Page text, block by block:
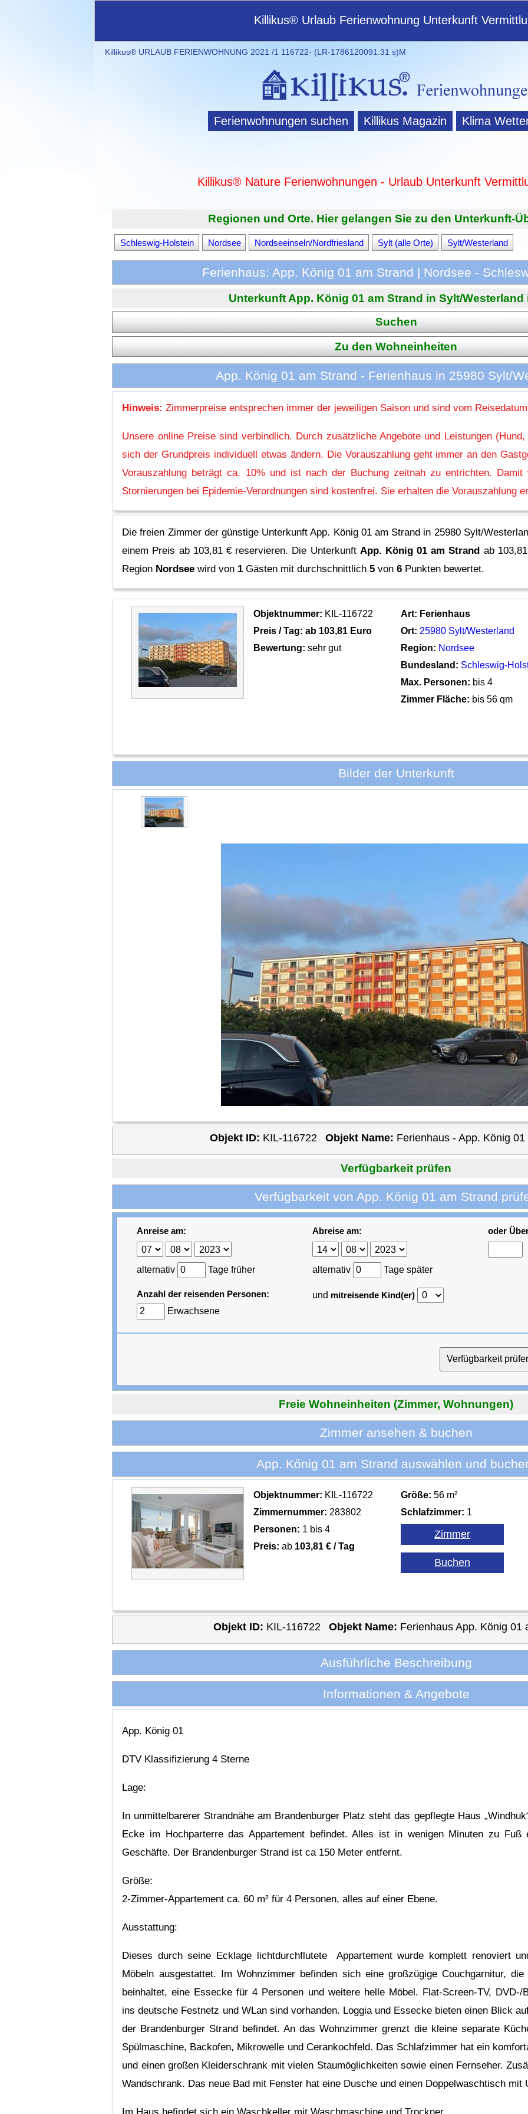
Killikus® Urlaub Ferienwohnung Unterkunft
Killikus® URLAUB FERIENWOHNUNG 2021 /1 116722- (LR-1786120091.31 s)M
Ferienwohnungen suchen Killikus Magazin Klima
Killikus® Nature Ferienwohnungen - Urlaub Unterkunft
Regionen und Orte. Hier gelangen Sie zu den Unterkunft-
Schleswig-Holstein Nordsee Nordseeinseln/Nordfriesland Sylt (alle Orte) Sylt/Westerland
Ferienhaus: App. König 01 am Strand | Nordsee -
Unterkunft App. König 01 am Strand in Sylt/Westerland
Suchen
Zu den Wohneinheiten
App. König 01 am Strand - Ferienhaus in 25980 Sylt/
Hinweis: Zimmerpreise entsprechen immer der jeweiligen Saison und sind vom
Unsere online Preise sind verbindlich. Durch zusätzliche Angebote und Leistungen
sich der Grundpreis individuell etwas ändern. Die Vorauszahlung geht immer an den
Vorauszahlung beträgt ca. 10% und ist nach der Buchung zeitnah zu entrichten.
Stornierungen bei Epidemie-Verordnungen sind kostenfrei. Sie erhalten die Vorauszahlung
Die freien Zimmer der günstige Unterkunft App. König 01 am Strand in 25980 Sylt/
einem Preis ab 103,81 € reservieren. Die Unterkunft App. König 01 am Strand ab
Region Nordsee wird von 1 Gästen mit durchschnittlich5 von6 Punkten bewertet.
Objektnummer: KIL-116722
Preis / Tag: ab 103,81 Euro
Bewertung: sehr gut
Art: Ferienhaus
Ort: 25980 Sylt/Westerland
Region: Nordsee
Bundesland: Schleswig-
Max. Personen: bis 4
Zimmer Fläche: bis 56 qm
Bilder der Unterkunft
Objekt ID: KIL-116722 Objekt Name: Ferienhaus - App. König
Verfügbarkeit prüfen
Verfügbarkeit von App. König 01 am Strand
Anreise am:
alternativ Tage früher
Abreise am:
alternativ Tage später
oder
Anzahl der reisenden Personen:
Erwachsene
und mitreisende Kind(er)
Freie Wohneinheiten (Zimmer, Wohnungen)
Zimmer ansehen & buchen
App. König 01 am Strand auswählen und
Objektnummer: KIL-116722
Zimmernummer: 283802
Personen: 1 bis 4
Preis: ab 103,81 € / Tag
Größe: 56 m²
Schlafzimmer: 1
Objekt ID: KIL-116722 Objekt Name: Ferienhaus App. König 01
Ausführliche Beschreibung
Informationen & Angebote
App. König 01
DTV Klassifizierung 4 Sterne
Lage:
In unmittelbarerer Strandnähe am Brandenburger Platz steht das gepflegte Haus
Ecke im Hochparterre das Appartement befindet. Alles ist in wenigen Minuten zu Fuß
Geschäfte. Der Brandenburger Strand ist ca 150 Meter entfernt.
Größe:
2-Zimmer-Appartement ca. 60 m² für 4 Personen, alles auf einer Ebene.
Ausstattung:
Dieses durch seine Ecklage lichtdurchflutete Appartement wurde komplett renoviert
Möbeln ausgestattet. Im Wohnzimmer befinden sich eine großzügige Couchgarnitur,
beinhaltet, eine Essecke für 4 Personen und weitere helle Möbel. Flat-Screen-TV, DVD-/
ins deutsche Festnetz und WLan sind vorhanden. Loggia und Essecke bieten einen Blick
der Brandenburger Strand befindet. An das Wohnzimmer grenzt die kleine separate
Spülmaschine, Backofen, Mikrowelle und Cerankochfeld. Das Schlafzimmer hat ein
und einen großen Kleiderschrank mit vielen Staumöglichkeiten sowie einen Fernseher.
Wandschrank. Das neue Bad mit Fenster hat eine Dusche und einen Doppelwaschtisch mit